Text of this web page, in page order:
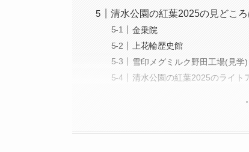
清水公園の紅葉2025の見どころ
金乗院
上花輪歴史館
雪印メグミルク野田工場(見学)
清水公園の紅葉2025のライト